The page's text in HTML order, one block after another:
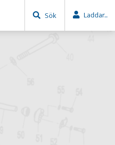
Sök Laddar...